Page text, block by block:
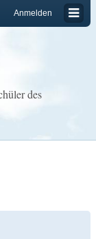
Anmelden
des